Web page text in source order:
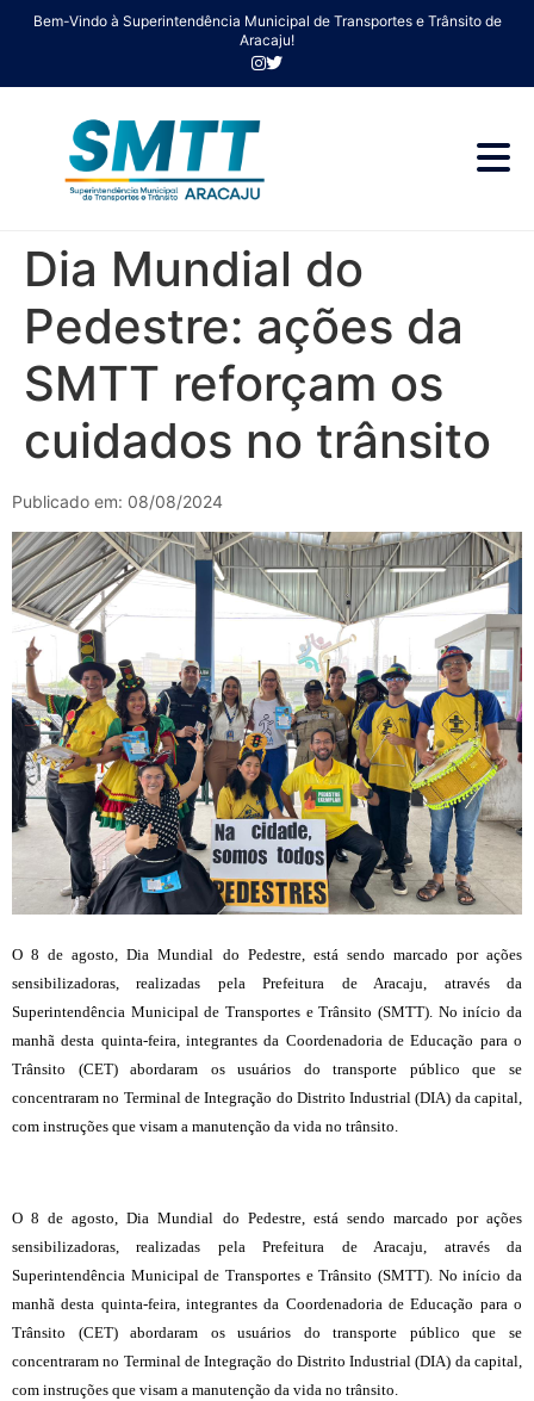
Bem-Vindo à Superintendência Municipal de Transportes e Trânsito de
Aracaju!
Dia Mundial do
Pedestre: ações da
SMTT reforçam os
cuidados no trânsito
Publicado em: 08/08/2024
O 8 de agosto, Dia Mundial do Pedestre, está sendo marcado por ações
sensibilizadoras, realizadas pela Prefeitura de Aracaju, através da
Superintendência Municipal de Transportes e Trânsito (SMTT). No início da
manhã desta quinta-feira, integrantes da Coordenadoria de Educação para o
Trânsito (CET) abordaram os usuários do transporte público que se
concentraram no Terminal de Integração do Distrito Industrial (DIA) da capital,
com instruções que visam a manutenção da vida no trânsito.
O 8 de agosto, Dia Mundial do Pedestre, está sendo marcado por ações
sensibilizadoras, realizadas pela Prefeitura de Aracaju, através da
Superintendência Municipal de Transportes e Trânsito (SMTT). No início da
manhã desta quinta-feira, integrantes da Coordenadoria de Educação para o
Trânsito (CET) abordaram os usuários do transporte público que se
concentraram no Terminal de Integração do Distrito Industrial (DIA) da capital,
com instruções que visam a manutenção da vida no trânsito.